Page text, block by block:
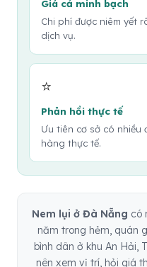
Giá cả minh bạch
Chi phí được niêm yết
dịch vụ.
⭐
Phản hồi thực tế
Ưu tiên cơ sở có
hàng thực tế.
Nem lụi ở Đà Nẵng có
năm trong hẻm, quán
bình dân ở khu An Hải,
nên xem vị trí, hỏi giá